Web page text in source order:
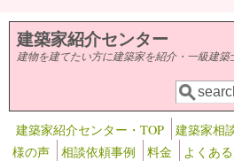
メインコンテンツに移動
建築家紹介センター
建物を建てたい方に建築家を紹介・一級建
検索
検索
建築家紹介センター・TOP 建築家相
様の声
相談依頼事例 料金 よくあ